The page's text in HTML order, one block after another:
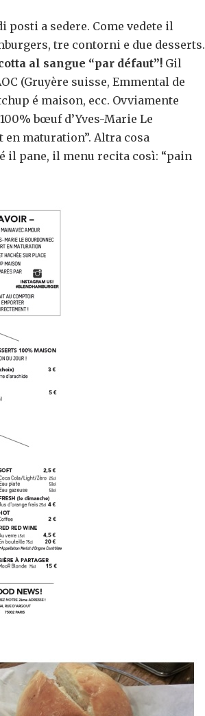
a sedere. Come vedete il
tre contorni e due desserts.
al sangue “par défaut”! Gil
(Gruyère suisse, Emmental de
é maison, ecc. Ovviamente
bœuf d’Yves-Marie Le
en maturation”. Altra cosa
il pane, il menu recita così: “pain